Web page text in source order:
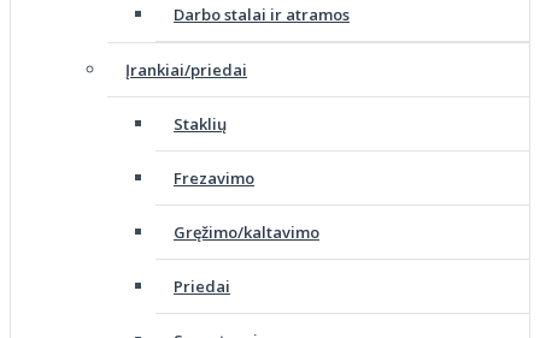
Darbo stalai ir atramos
Įrankiai/priedai
Staklių
Frezavimo
Gręžimo/kaltavimo
Priedai